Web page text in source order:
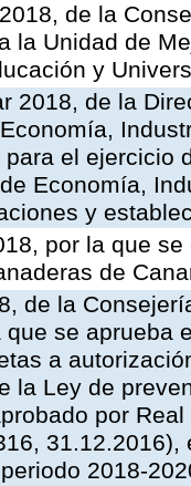
de la
la Unidad de
y
2018, de la
el ejercicio
Economía,
y
por la que
de
de la
que se aprueba
a
la Ley de
por
2018-